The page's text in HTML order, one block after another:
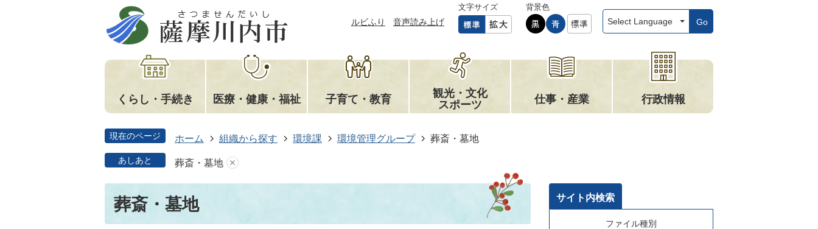
ルビふり 音声読み上げ
文字サイズ
背景色
Go
くらし・手続き 医療・健康・福祉 子育て・教育
観光・文化
スポーツ
仕事・産業 行政情報
現在のページ ホーム 組織から探す 環境課 環境管理グループ 葬斎・墓地
あしあと 葬斎・墓地
葬斎・墓地 サイト内検索
ファイル種別